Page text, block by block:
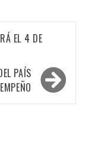
EL 4 DE
PAÍS